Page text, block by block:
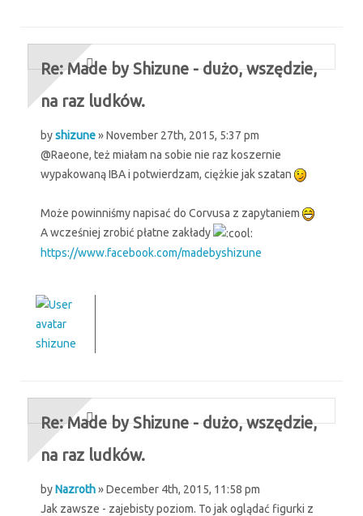
Re: Made by Shizune - dużo, wszędzie,
na raz ludków.
byshizune» November 27th, 2015, 5:37 pm
@Raeone, też miałam na sobie nie raz koszernie
wypakowaną IBA i potwierdzam, ciężkie jak szatan
Może powinniśmy napisać do Corvusa z zapytaniem
A wcześniej zrobić płatne zakłady
https://www.facebook.com/madebyshizune
shizune
Re: Made by Shizune - dużo, wszędzie,
na raz ludków.
byNazroth» December 4th, 2015, 11:58 pm
Jak zawsze - zajebisty poziom. To jak oglądać figurki z